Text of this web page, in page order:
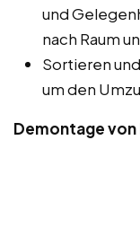
und
nach Raum
Sortieren
um den
Demontage